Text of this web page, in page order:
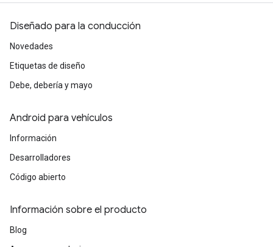
Diseñado para la conducción
Novedades
Etiquetas de diseño
Debe, debería y mayo
Android para vehículos
Información
Desarrolladores
Código abierto
Información sobre el producto
Blog